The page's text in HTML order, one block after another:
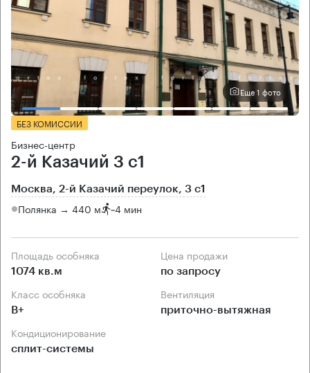
Еще 1 фото
БЕЗ КОМИССИИ
Бизнес-центр
2-й Казачий 3 с1
Москва, 2-й Казачий переулок, 3 с1
Полянка → 440 м ~4 мин
Площадь особняка
1074 кв.м
Цена продажи
по запросу
Класс особняка
B+
Вентиляция
приточно-вытяжная
Кондиционирование
сплит-системы